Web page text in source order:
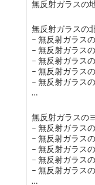
無反射ガラスの
無反射ガラスの
– 無反射ガラス
– 無反射ガラス
– 無反射ガラス
– 無反射ガラス
– 無反射ガラス
…
無反射ガラスの
– 無反射ガラス
– 無反射ガラス
– 無反射ガラス
– 無反射ガラス
– 無反射ガラス
…